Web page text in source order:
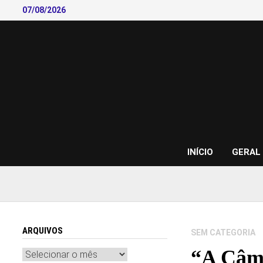
to
07/08/2026
INÍCIO GERAL
SEM CATEGORIA
“A
ARQUIVOS
Arquivos